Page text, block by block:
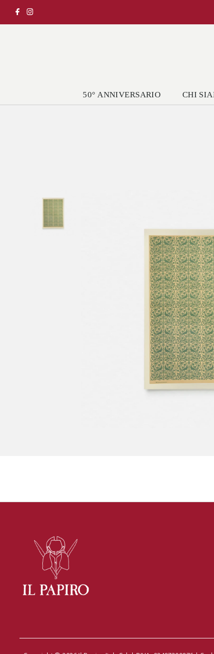
50° ANNIVERSARIO CHI